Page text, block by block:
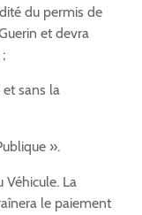
du permis de
et devra
sans la
».
La
le paiement